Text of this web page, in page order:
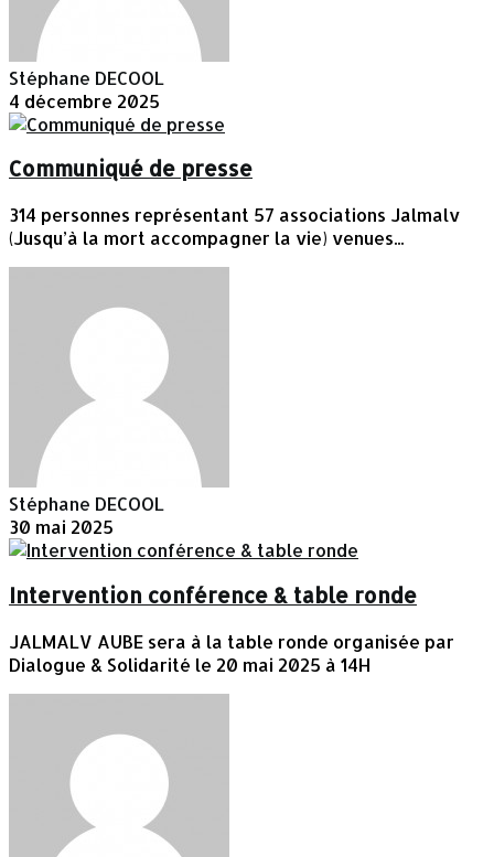
Stéphane DECOOL
4 décembre 2025
Communiqué de presse
314 personnes représentant 57 associations Jalmalv
(Jusqu’à la mort accompagner la vie) venues...
Stéphane DECOOL
30 mai 2025
Intervention conférence & table ronde
JALMALV AUBE sera à la table ronde organisée par
Dialogue & Solidarité le 20 mai 2025 à 14H